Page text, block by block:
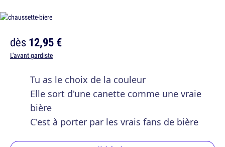
dès12,95 €
L'avant gardiste
Tu as le choix de la couleur
Elle sort d'une canette comme une vraie
bière
C'est à porter par les vrais fans de bière